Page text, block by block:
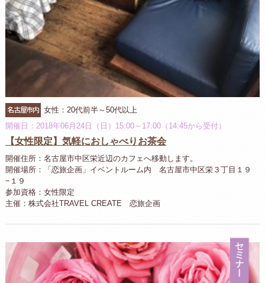
名古屋市内 女性：20代前半～50代以上
開催日：2018年06月24日（日）15:00～17:00（14:45から受付）
【女性限定】気軽におしゃべりお茶会
開催住所：名古屋市中区栄近辺のカフェへ移動します。
開催場所：「恋旅企画」イベントルーム内 名古屋市中区栄３丁目１９
−１９
参加資格：女性限定
主催：株式会社TRAVEL CREATE 恋旅企画
セ